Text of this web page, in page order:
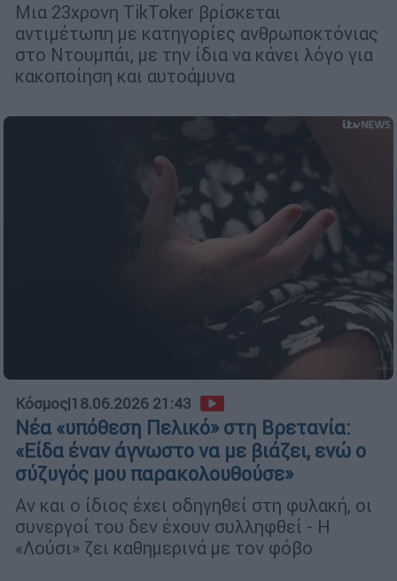
Μια 23χρονη TikToker βρίσκεται
αντιμέτωπη με κατηγορίες ανθρωποκτόνιας
στο Ντουμπάι, με την ίδια να κάνει λόγο για
κακοποίηση και αυτοάμυνα
Κόσμος|18.06.2026 21:43
Νέα «υπόθεση Πελικό» στη Βρετανία:
«Είδα έναν άγνωστο να με βιάζει, ενώ ο
σύζυγός μου παρακολουθούσε»
Αν και ο ίδιος έχει οδηγηθεί στη φυλακή, οι
συνεργοί του δεν έχουν συλληφθεί - Η
«Λούσι» ζει καθημερινά με τον φόβο